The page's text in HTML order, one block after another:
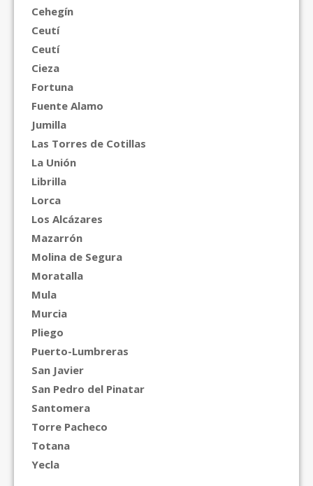
Cehegín
Ceutí
Ceutí
Cieza
Fortuna
Fuente Alamo
Jumilla
Las Torres de Cotillas
La Unión
Librilla
Lorca
Los Alcázares
Mazarrón
Molina de Segura
Moratalla
Mula
Murcia
Pliego
Puerto-Lumbreras
San Javier
San Pedro del Pinatar
Santomera
Torre Pacheco
Totana
Yecla